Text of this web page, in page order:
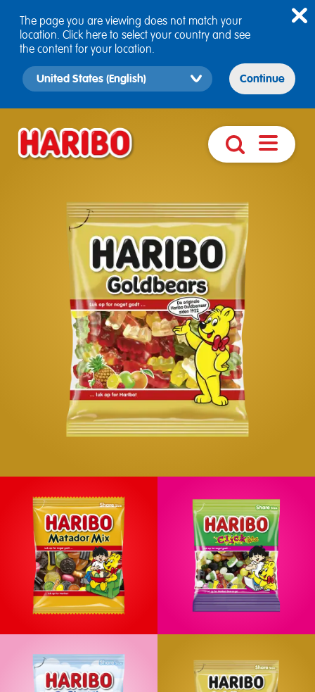
Søg
Åbn
The page you are viewing does not match your
location. Click here to select your country and see
the content for your location.
Select
country
Continue